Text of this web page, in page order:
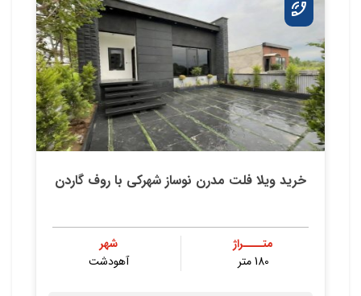
خريد ویلا فلت مدرن نوساز شهركي با روف گاردن
متــــراژ
180 متر
شهر
آهودشت